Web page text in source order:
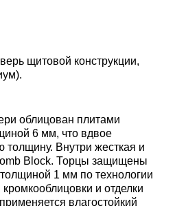
щитовой конструкции,
облицован плитами
6 мм, что вдвое
толщину. Внутри жесткая и
Block. Торцы защищены
1 мм по технологии
и отделки
влагостойкий